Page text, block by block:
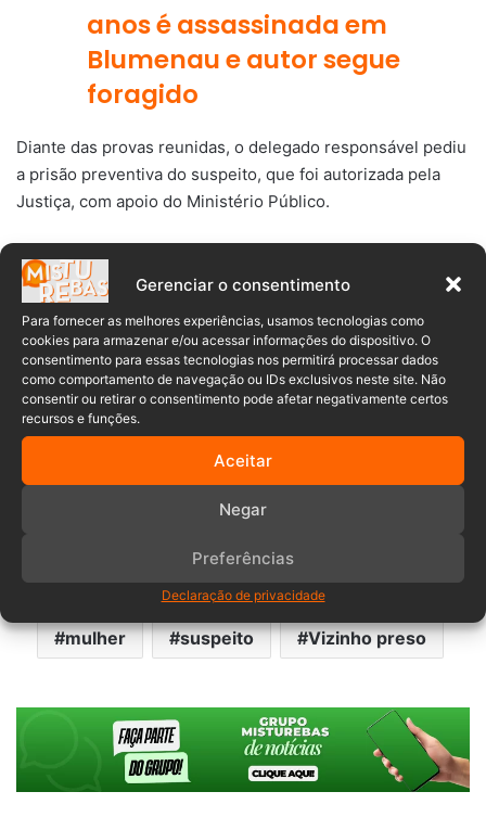
Gerenciar o consentimento
Para fornecer as melhores experiências, usamos tecnologias como
cookies para armazenar e/ou acessar informações do dispositivo. O
consentimento para essas tecnologias nos permitirá processar dados
como comportamento de navegação ou IDs exclusivos neste site. Não
consentir ou retirar o consentimento pode afetar negativamente certos
recursos e funções.
Aceitar
Negar
Preferências
Declaração de privacidade
anos é assassinada em
Blumenau e autor segue
foragido
Diante das provas reunidas, o delegado responsável pediu
a prisão preventiva do suspeito, que foi autorizada pela
Justiça, com apoio do Ministério Público.
Ele se apresentou espontaneamente no DIC, na terça,
onde foi interrogado e negou o crime. Como ele também
respondia por crime militar de deserção, a Polícia Militar
foi acionada e assumiu a custódia do suspeito.
Ele foi levado ao Batalhão da Polícia Militar, onde ficará
preso à disposição da Justiça. As investigações do
assassinato continuam para esclarecer o motivo do crime
e verificar se há outras pessoas envolvidas.
bairro água verde Blumenau
mulher suspeito Vizinho preso